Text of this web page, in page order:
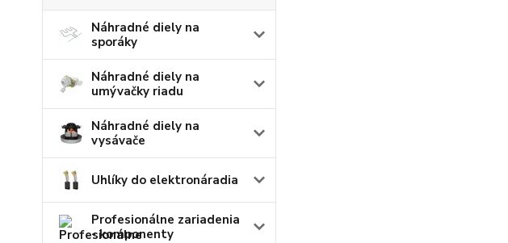
Náhradné diely na
sporáky
Náhradné diely na
umývačky riadu
Náhradné diely na
vysávače
Uhlíky do elektronáradia
Profesionálne zariadenia
- komponenty